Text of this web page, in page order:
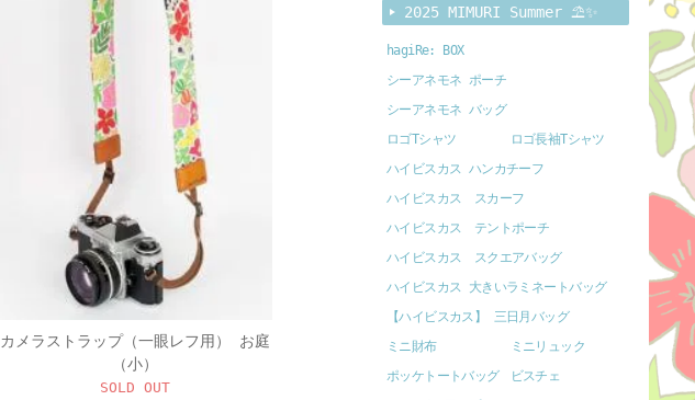
カメラストラップ（一眼レフ用） お庭
（小）
SOLD OUT
2025 MIMURI Summer ⛱️✨
hagiRe: BOX
シーアネモネ ポーチ
シーアネモネ バッグ
ロゴTシャツ
ロゴ長袖Tシャツ
ハイビスカス ハンカチーフ
ハイビスカス スカーフ
ハイビスカス テントポーチ
ハイビスカス スクエアバッグ
ハイビスカス 大きいラミネートバッグ
【ハイビスカス】 三日月バッグ
ミニ財布
ミニリュック
ポッケトートバッグ
ビスチェ